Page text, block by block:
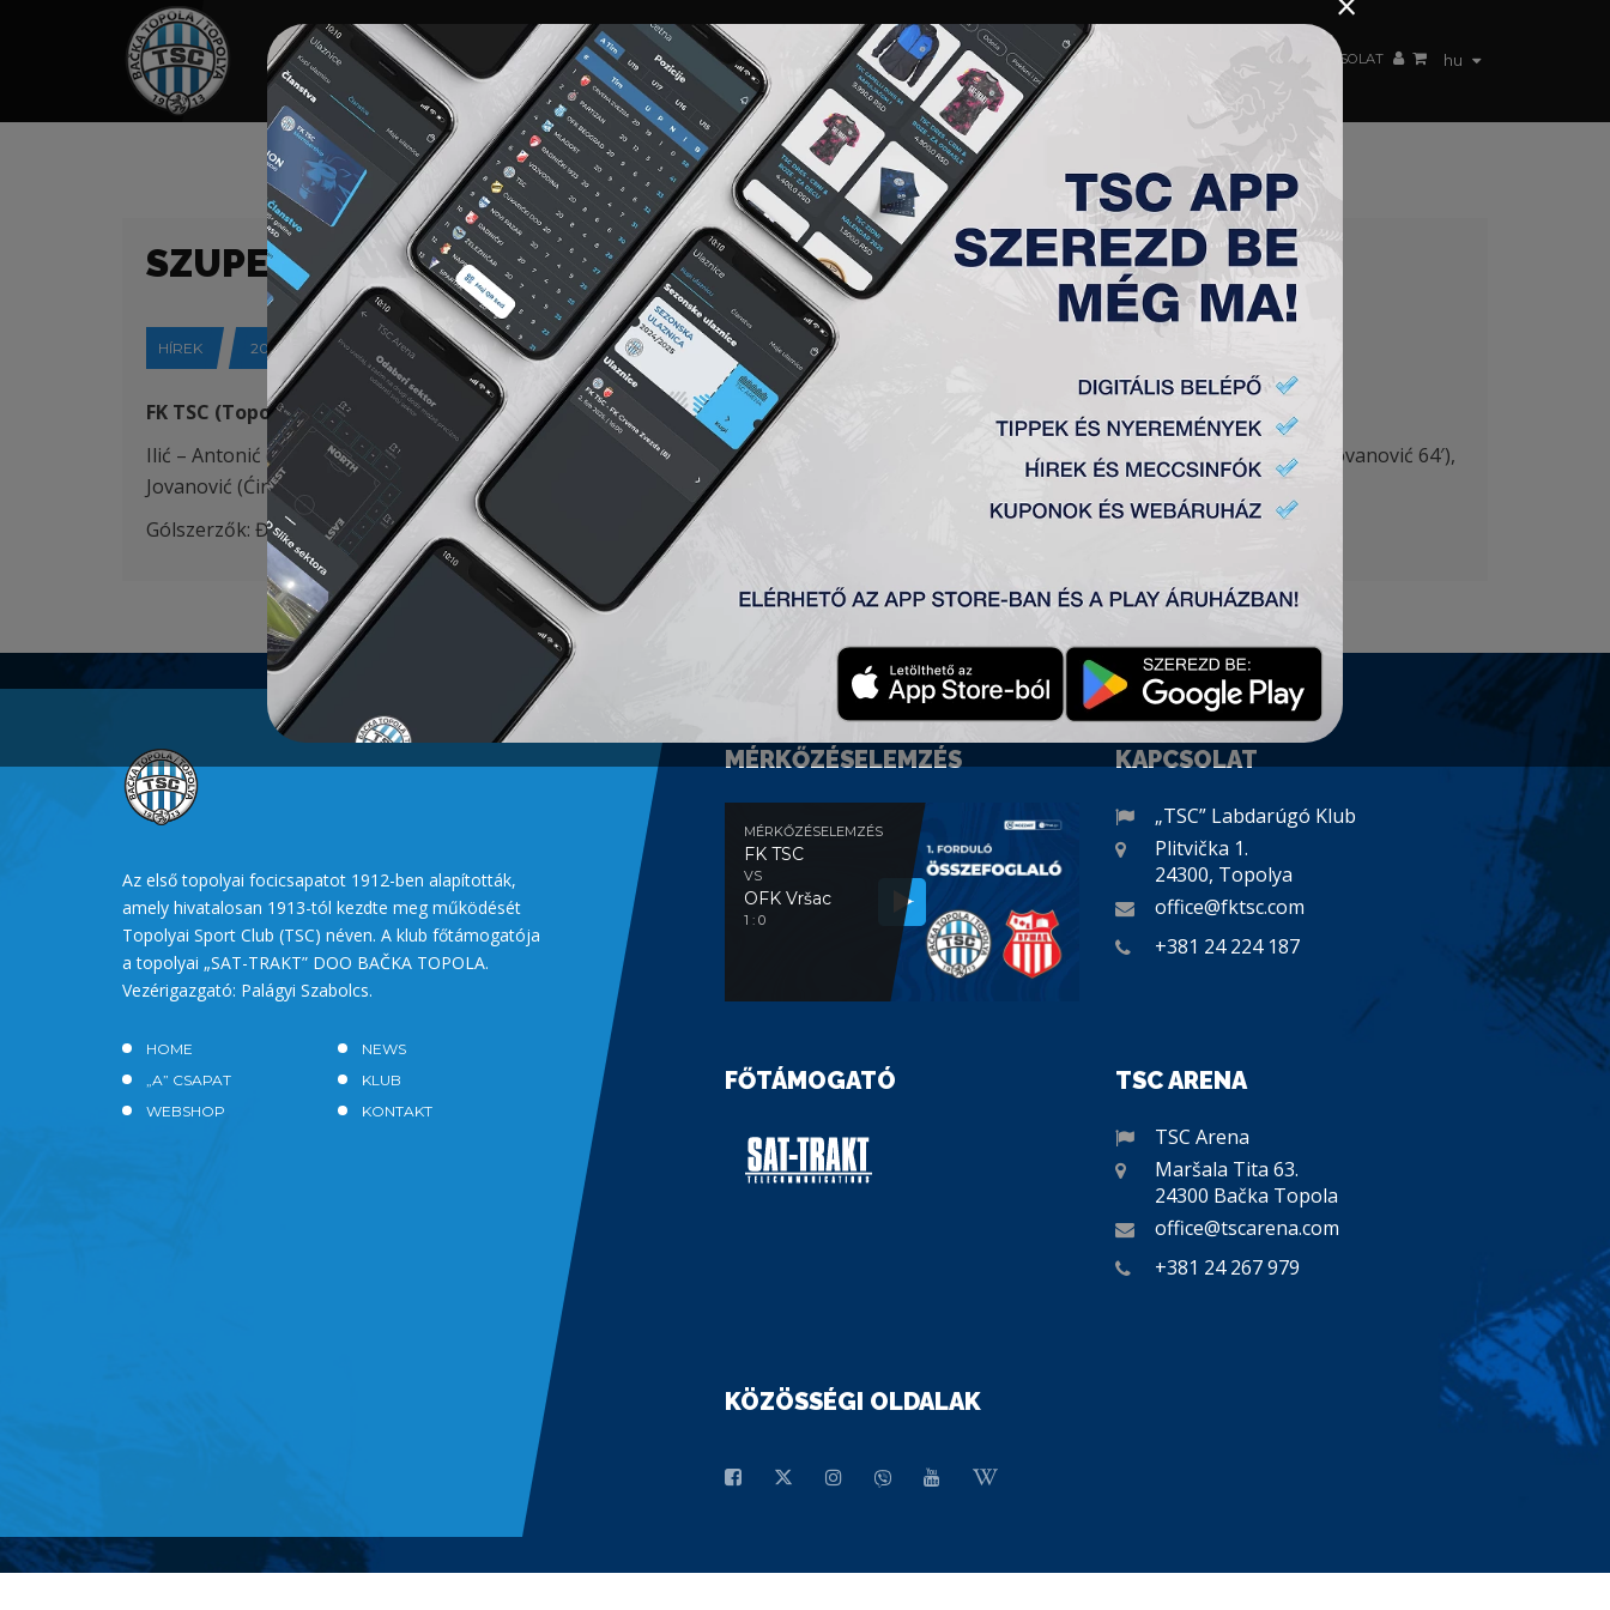
hu
HOME TÁMOGATÓK NEWS GALÉRIA „A” CSAPAT TAGSÁG JEGYEK AKKREDITÁCIÓ KLUB AKADÉMIA NŐI CSAPAT KAPCSOLAT
SZUPER LIGA (23/24) 19. FORDULÓ, TSC – JAVOR MATIS (I) 3:0
HÍREK 2023-12-19
FK TSC (Topolya) – FK Javor-Matis (Ivanjica) 3:0
Ilić – Antonić (K), Ćalušić, Krstić – Petrović, Radin, Đakovac (Stanić 75′), Cvetković (
85′) – Milosavljević (Pantović 64′), Rakonjac (Milovanović 64′),
Jovanović (Ćirković 75′)
Gólszerzők: Đakovac 28′, Rakonjac 45’+2, Pantović 81′
Az első topolyai focicsapatot 1912-ben alapították,
amely hivatalosan 1913-tól kezdte meg működését
Topolyai Sport Club (TSC) néven. A klub főtámogatója
a topolyai „SAT-TRAKT” DOO BAČKA TOPOLA.
Vezérigazgató: Palágyi Szabolcs.
HOME
NEWS
„A” CSAPAT
KLUB
WEBSHOP
KONTAKT
MÉRKŐZÉSELEMZÉS
MÉRKŐZÉSELEMZÉS
FK TSC
VS
OFK Vršac
1 : 0
KAPCSOLAT
„TSC” Labdarúgó Klub
Plitvička 1.
24300, Topolya
office@fktsc.com
+381 24 224 187
FŐTÁMOGATÓ TSC ARENA
TSC Arena
Maršala Tita 63.
24300 Bačka Topola
office@tscarena.com
+381 24 267 979
KÖZÖSSÉGI OLDALAK